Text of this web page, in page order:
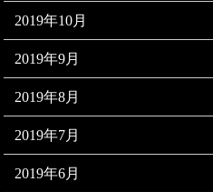
2019年10月
2019年9月
2019年8月
2019年7月
2019年6月